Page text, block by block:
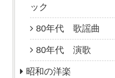
ック
80年代 歌謡曲
80年代 演歌
昭和の洋楽